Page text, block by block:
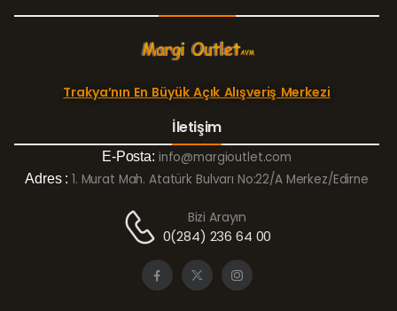
Trakya’nın En Büyük Açık Alışveriş Merkezi
İletişim
E-Posta: info@margioutlet.com
Adres : 1. Murat Mah. Atatürk Bulvarı No:22/A Merkez/Edirne
Bizi Arayın
0(284) 236 64 00